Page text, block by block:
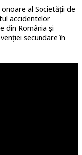
al Societății de
accidentelor
din România și
secundare în